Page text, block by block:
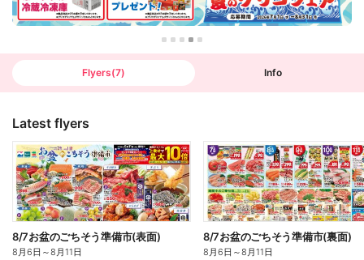
Flyers(7) Info
Latest flyers
8/7お盆のごちそう準備市(表面)
8月6日 ～8月11日
8/7お盆のごちそう準備市(裏面)
8月6日 ～8月11日